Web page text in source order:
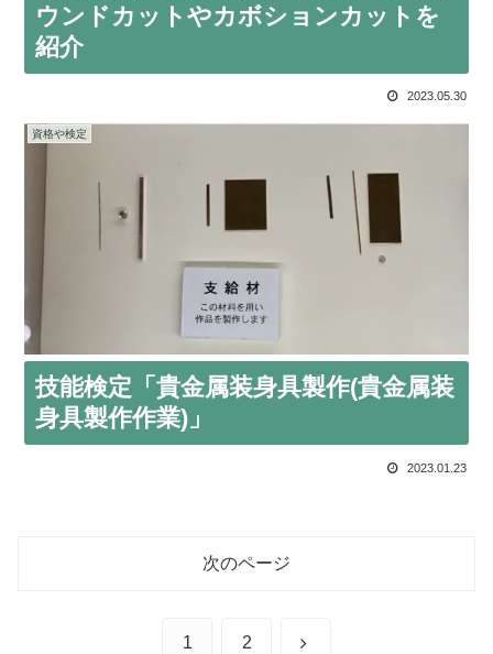
ウンドカットやカボションカットを
紹介
2023.05.30
資格や検定
技能検定「貴金属装身具製作(貴金属装
身具製作作業)」
2023.01.23
次のページ
1 2 次